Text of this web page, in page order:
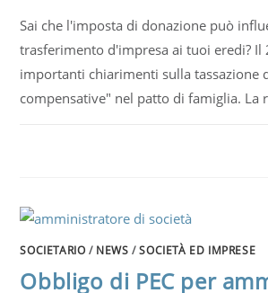
Sai che l'imposta di donazione può
trasferimento d'impresa ai tuoi eredi?
importanti chiarimenti sulla tassazione
compensative" nel patto di famiglia. La
SOCIETARIO / NEWS /SOCIETÀ ED IMPRESE
Obbligo di PEC per